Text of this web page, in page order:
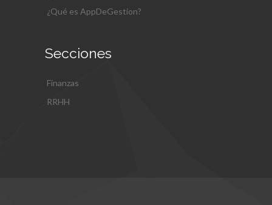
¿Qué es AppDeGestion?
Secciones
Finanzas
RRHH